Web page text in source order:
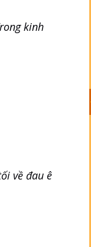
kinh
về đau ê